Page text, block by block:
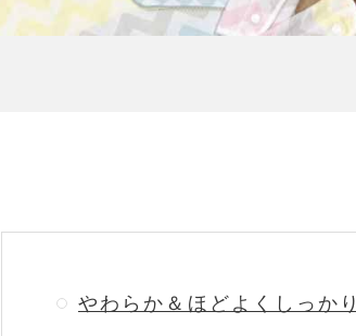
やわらか＆ほどよくしっかり